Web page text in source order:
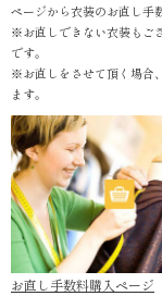
ページから衣装のお直し手
※お直しできない衣装もご
です。
※お直しをさせて頂く場合
ます。
お直し手数料購入ページ